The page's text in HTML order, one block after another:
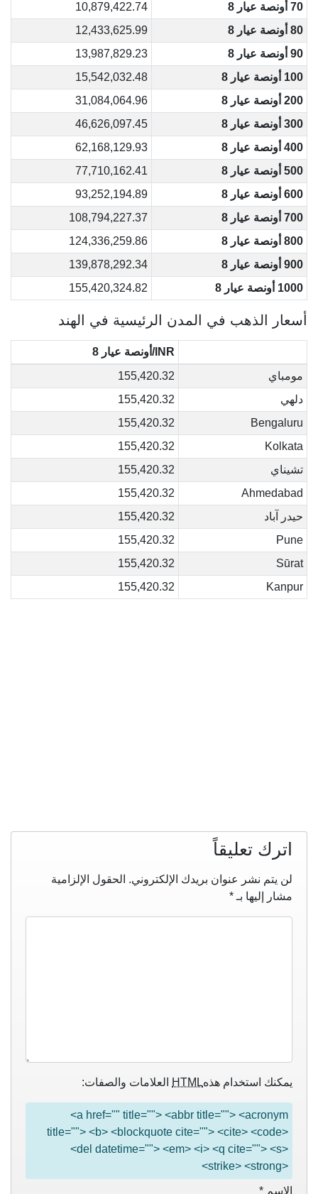
70 أونصة عيار 8
10,879,422.74
80 أونصة عيار 8
12,433,625.99
90 أونصة عيار 8
13,987,829.23
100 أونصة عيار 8
15,542,032.48
200 أونصة عيار 8
31,084,064.96
300 أونصة عيار 8
46,626,097.45
400 أونصة عيار 8
62,168,129.93
500 أونصة عيار 8
77,710,162.41
600 أونصة عيار 8
93,252,194.89
700 أونصة عيار 8
108,794,227.37
800 أونصة عيار 8
124,336,259.86
900 أونصة عيار 8
139,878,292.34
1000 أونصة عيار 8
155,420,324.82
أسعار الذهب في المدن الرئيسية في الهند
INR/أونصة عيار 8
مومباي
155,420.32
دلهي
155,420.32
Bengaluru
155,420.32
Kolkata
155,420.32
تشيناي
155,420.32
Ahmedabad
155,420.32
حيدر آباد
155,420.32
Pune
155,420.32
Sūrat
155,420.32
Kanpur
155,420.32
اترك تعليقاً
لن يتم نشر عنوان بريدك الإلكتروني. الحقول الإلزامية
مشار إليها بـ *
يمكنك استخدام هذهHTML العلامات والصفات:
<a href="" title=""> <abbr title=""> <acronym
title=""> <b> <blockquote cite=""> <cite> <code>
<del datetime=""> <em> <i> <q cite=""> <s>
<strike> <strong>
الاسم *